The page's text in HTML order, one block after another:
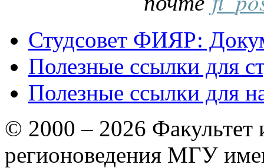
Студсовет ФИЯР:
Полезные ссылки для
Полезные ссылки для
© 2000 – 2026 Факультет
регионоведения МГУ